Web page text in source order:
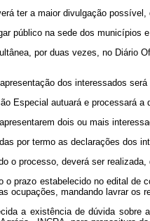
ter a maior divulgação
público na sede dos municípios
por duas vezes, no Diário
dos interessados
Especial autuará e processará
dois ou mais
por termo as declarações dos
o processo, deverá ser
o prazo estabelecido no edital de
ocupações, mandando lavrar os
a existência de dúvida sobre